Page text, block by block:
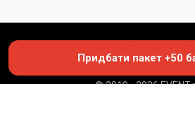
© 2019 - 2026
Придбати пакет +50